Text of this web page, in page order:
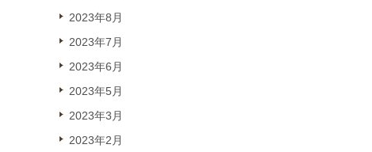
2023年8月
2023年7月
2023年6月
2023年5月
2023年3月
2023年2月